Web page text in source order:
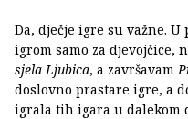
Da, dječje igre su važne.
igrom samo za djevojčice,
sjela Ljubica, a završavam
doslovno prastare igre, a
igrala tih igara u dalekom